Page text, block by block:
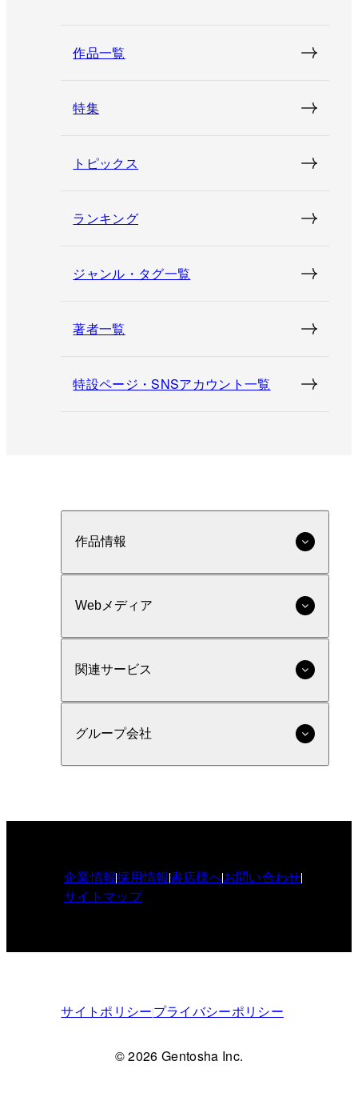
作品一覧
特集
トピックス
ランキング
ジャンル・タグ一覧
著者一覧
特設ページ・SNSアカウント一覧
作品情報
Webメディア
関連サービス
グループ会社
企業情報採用情報書店様へお問い合わせ
サイトマップ
サイトポリシープライバシーポリシー
© 2026 Gentosha Inc.